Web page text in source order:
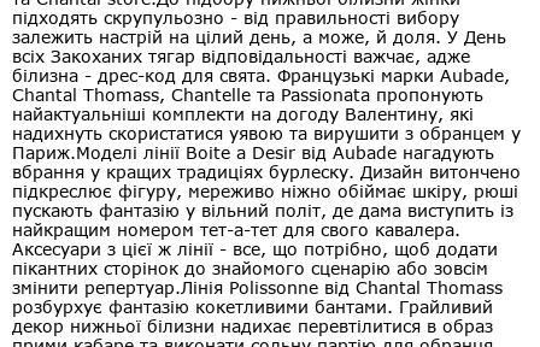
підходять скрупульозно - від правильності вибору
залежить настрій на цілий день, а може, й доля. У День
всіх Закоханих тягар відповідальності важчає, адже
білизна - дрес-код для свята. Французькі марки Aubade,
Chantal Thomass, Chantelle та Passionata пропонують
найактуальніші комплекти на догоду Валентину, які
надихнуть скористатися уявою та вирушити з обранцем у
Париж.Моделі лінії Boite a Desir від Aubade нагадують
вбрання у кращих традиціях бурлеску. Дизайн витончено
підкреслює фігуру, мереживо ніжно обіймає шкіру, рюші
пускають фантазію у вільний політ, де дама виступить із
найкращим номером тет-а-тет для свого кавалера.
Аксесуари з цієї ж лінії - все, що потрібно, щоб додати
пікантних сторінок до знайомого сценарію або зовсім
змінити репертуар.Лінія Polissonne від Chantal Thomass
розбурхує фантазію кокетливими бантами. Грайливий
декор нижньої білизни надихає перевтілитися в образ